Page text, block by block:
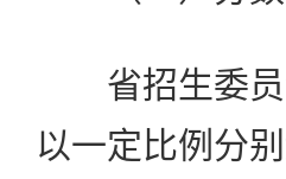
省招生委员
以一定比例分